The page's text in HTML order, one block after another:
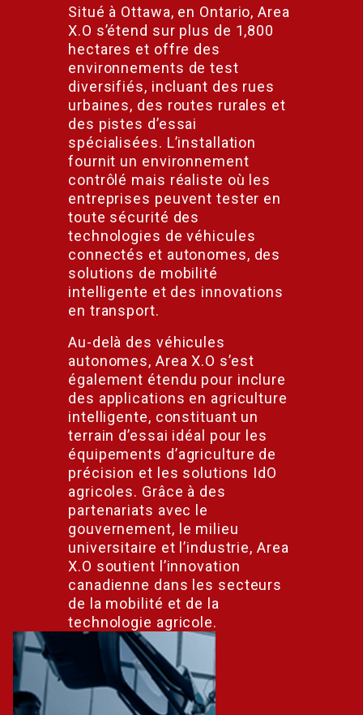
Situé à Ottawa, en Ontario, Area
X.O s’étend sur plus de 1,800
hectares et offre des
environnements de test
diversifiés, incluant des rues
urbaines, des routes rurales et
des pistes d’essai
spécialisées. L’installation
fournit un environnement
contrôlé mais réaliste où les
entreprises peuvent tester en
toute sécurité des
technologies de véhicules
connectés et autonomes, des
solutions de mobilité
intelligente et des innovations
en transport.
Au-delà des véhicules
autonomes, Area X.O s’est
également étendu pour inclure
des applications en agriculture
intelligente, constituant un
terrain d’essai idéal pour les
équipements d’agriculture de
précision et les solutions IdO
agricoles. Grâce à des
partenariats avec le
gouvernement, le milieu
universitaire et l’industrie, Area
X.O soutient l’innovation
canadienne dans les secteurs
de la mobilité et de la
technologie agricole.